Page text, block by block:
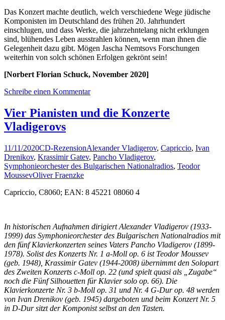
Das Konzert machte deutlich, welch verschiedene Wege jüdische
Komponisten im Deutschland des frühen 20. Jahrhundert
einschlugen, und dass Werke, die jahrzehntelang nicht erklungen
sind, blühendes Leben ausstrahlen können, wenn man ihnen die
Gelegenheit dazu gibt. Mögen Jascha Nemtsovs Forschungen
weiterhin von solch schönen Erfolgen gekrönt sein!
[Norbert Florian Schuck, November 2020]
Schreibe einen Kommentar
Vier Pianisten und die Konzerte
Vladigerovs
11/11/2020CD-RezensionAlexander Vladigerov, Capriccio, Ivan
Drenikov, Krassimir Gatev, Pancho Vladigerov,
Symphonieorchester des Bulgarischen Nationalradios, Teodor
MoussevOliver Fraenzke
Capriccio, C8060; EAN: 8 45221 08060 4
In historischen Aufnahmen dirigiert Alexander Vladigerov (1933-
1999) das Symphonieorchester des Bulgarischen Nationalradios mit
den fünf Klavierkonzerten seines Vaters Pancho Vladigerov (1899-
1978). Solist des Konzerts Nr. 1 a-Moll op. 6 ist Teodor Moussev
(geb. 1948), Krassimir Gatev (1944-2008) übernimmt den Solopart
des Zweiten Konzerts c-Moll op. 22 (und spielt quasi als „Zugabe“
noch die Fünf Silhouetten für Klavier solo op. 66). Die
Klavierkonzerte Nr. 3 b-Moll op. 31 und Nr. 4 G-Dur op. 48 werden
von Ivan Drenikov (geb. 1945) dargeboten und beim Konzert Nr. 5
in D-Dur sitzt der Komponist selbst an den Tasten.